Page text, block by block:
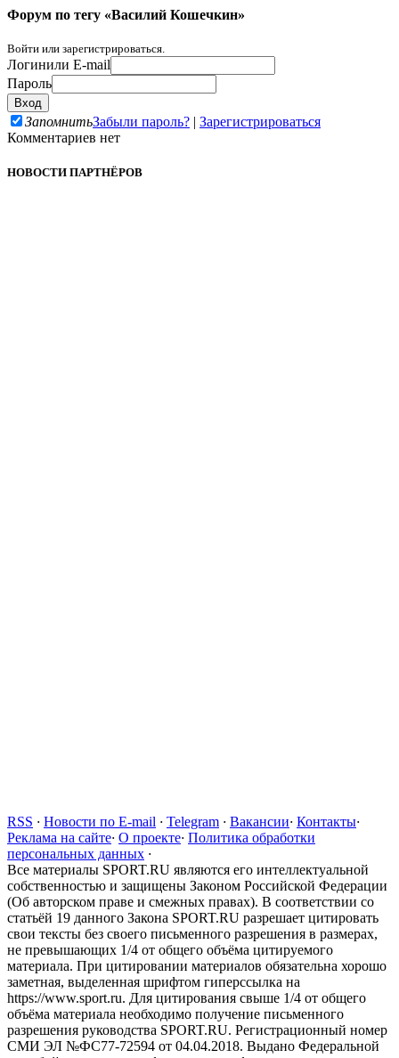
Форум по тегу «Василий Кошечкин»
Войти или зарегистрироваться.
Логинили E-mail
Пароль
ЗапомнитьЗабыли пароль? | Зарегистрироваться
Комментариев нет
НОВОСТИ ПАРТНЁРОВ
RSS · Новости по E-mail · Telegram · Вакансии· Контакты·
Реклама на сайте· О проекте· Политика обработки
персональных данных ·
Все материалы SPORT.RU являются его интеллектуальной
собственностью и защищены Законом Российской Федерации
(Об авторском праве и смежных правах). В соответствии со
статьёй 19 данного Закона SPORT.RU разрешает цитировать
свои тексты без своего письменного разрешения в размерах,
не превышающих 1/4 от общего объёма цитируемого
материала. При цитировании материалов обязательна хорошо
заметная, выделенная шрифтом гиперссылка на
https://www.sport.ru. Для цитирования свыше 1/4 от общего
объёма материала необходимо получение письменного
разрешения руководства SPORT.RU. Регистрационный номер
СМИ ЭЛ №ФС77-72594 от 04.04.2018. Выдано Федеральной